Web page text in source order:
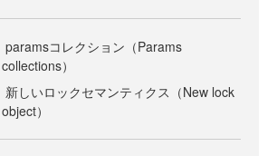
paramsコレクション（Params
collections）
新しいロックセマンティクス（New lock
object）